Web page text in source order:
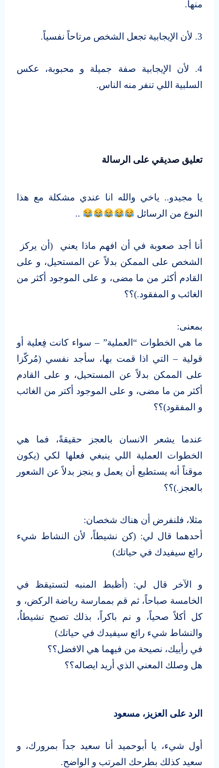
منها.
3. لأن الإيجابية تجعل الشخص مرتاحاً نفسياً.
4. لأن الإيجابية صفة جميلة و محبوبة، عكس
السلبية اللي تنفر منه الناس.
تعليق صديقي على الرسالة
يا مجيدو.. ياخي والله انا عندي مشكلة مع هذا
النوع من الرسائل
..
أنا أجد صعوبة في أن افهم ماذا يعني (أن يركز
الشخص على الممكن بدلاً عن المستحيل، و على
القادم أكثر من ما مضى، و على الموجود أكثر من
الغائب و المفقود.)؟؟
بمعنى:
ما هي الخطوات “العملية” – سواء كانت فِعلية أو
قولية – التي اذا قمت بها، سأجد نفسي (مُركّزا
على الممكن بدلاً عن المستحيل، و على القادم
أكثر من ما مضى، و على الموجود أكتر من الغائب
و المفقود)؟؟
عندما يشعر الانسان بالعجز حقيقةً، فما هي
الخطوات العملية اللي ينبغي فعلها لكي (يكون
موقناً أنه يستطيع أن يعمل و ينجز بدلاً عن الشعور
بالعجز.)؟؟
مثلا، فلنفرض أن هناك شخصان:
أحدهما قال لي: (كن نشيطاً، لأن النشاط شيء
رائع سيفيدك في حياتك)
و الآخر قال لي: (أظبط المنبه لتستيقظ في
الخامسة صباحاً، ثم قم بممارسة رياضة الركض، و
كل أكلاً صحياً، و نم باكراً، بذلك تصبح نشيطاُ،
والنشاط شيء رائع سيفيدك في حياتك)
في رأييك، نصيحة من فيهما هي الافضل؟؟
هل وصلك المعني الذي أريد ايصاله؟؟
الرد على العزيز، مسعود
أول شيء، يا أبوحميد أنا سعيد جداً بمرورك، و
سعيد كذلك بطرحك المرتب و الواضح.